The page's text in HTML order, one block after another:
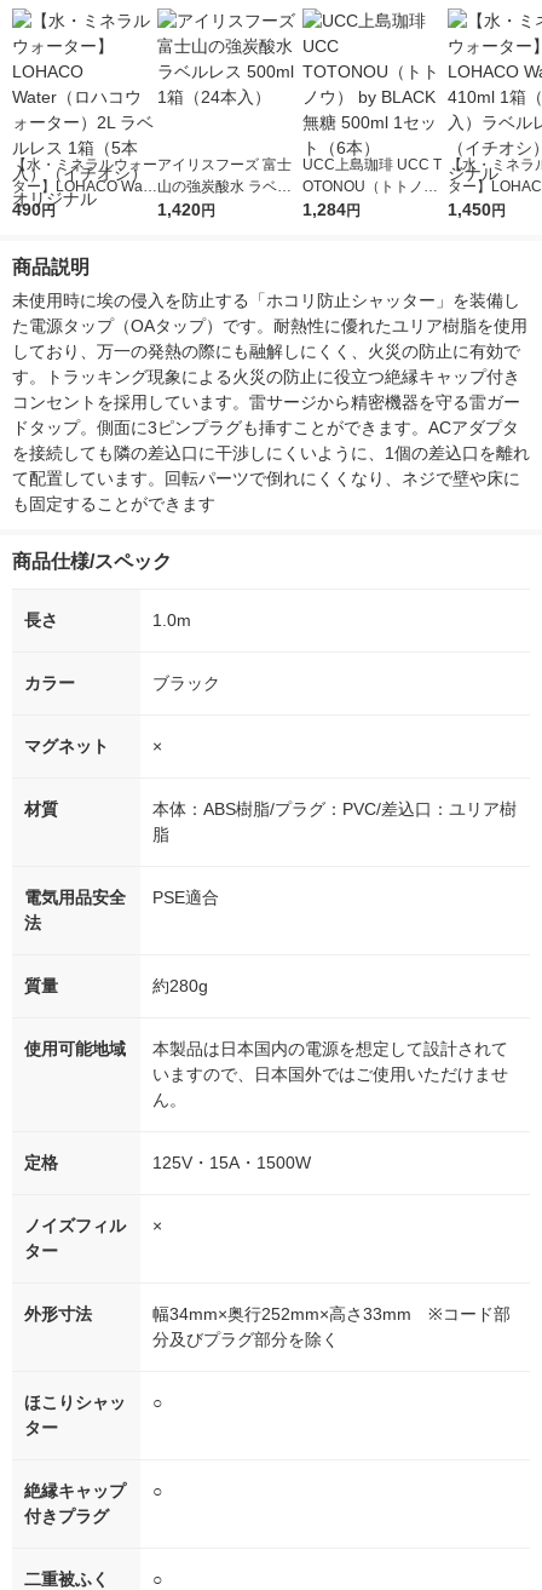
【水・ミネラルウォー
ター】LOHACO Wate
r（ロハコウォータ
シ） オリジナル
490円
アイリスフーズ 富士
山の強炭酸水 ラベル
レス 500ml 1箱（24
1,420円
UCC上島珈琲 UCC T
OTONOU（トトノ
ウ） by BLACK無糖 5
1,284円
【水・ミネラ
ター】
r 410ml 1箱（
1,450円
商品説明
未使用時に埃の侵入を防止する「ホコリ防止シャッター」を装備し
た電源タップ（OAタップ）です。耐熱性に優れたユリア樹脂を使用
しており、万一の発熱の際にも融解しにくく、火災の防止に有効で
す。トラッキング現象による火災の防止に役立つ絶縁キャップ付き
コンセントを採用しています。雷サージから精密機器を守る雷ガー
ドタップ。側面に3ピンプラグも挿すことができます。ACアダプタ
を接続しても隣の差込口に干渉しにくいように、1個の差込口を離れ
て配置しています。回転パーツで倒れにくくなり、ネジで壁や床に
も固定することができます
商品仕様/スペック
長さ 1.0m
カラー ブラック
マグネット ×
材質
本体：ABS樹脂/プラグ：PVC/差込口：ユリア樹
脂
電気用品安全
法
PSE適合
質量 約280g
使用可能地域
本製品は日本国内の電源を想定して設計されて
いますので、日本国外ではご使用いただけませ
ん。
定格 125V・15A・1500W
ノイズフィル
ター
×
外形寸法
幅34mm×奥行252mm×高さ33mm ※コード部
分及びプラグ部分を除く
ほこりシャッ
ター
○
絶縁キャップ
付きプラグ
○
二重被ふく ○